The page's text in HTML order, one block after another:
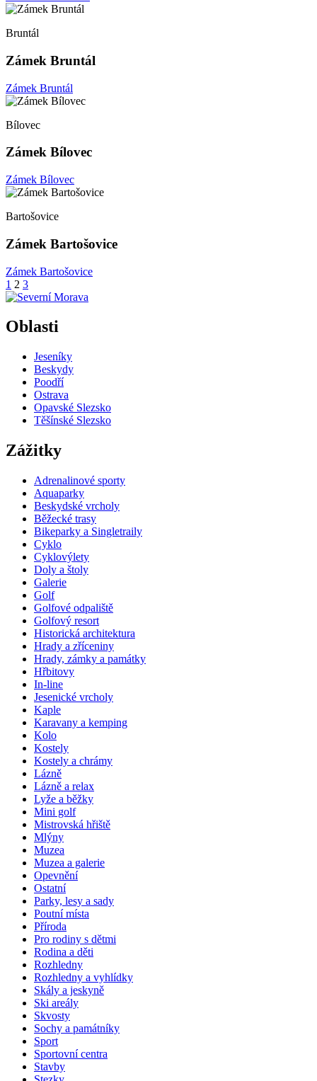
Bruntál
Zámek Bruntál
Zámek Bruntál
Bílovec
Zámek Bílovec
Zámek Bílovec
Bartošovice
Zámek Bartošovice
Zámek Bartošovice
Stránkování
příspěvků
1 2 3
Oblasti
Jeseníky
Beskydy
Poodří
Ostrava
Opavské Slezsko
Těšínské Slezsko
Zážitky
Adrenalinové sporty
Aquaparky
Beskydské vrcholy
Běžecké trasy
Bikeparky a Singletraily
Cyklo
Cyklovýlety
Doly a štoly
Galerie
Golf
Golfové odpaliště
Golfový resort
Historická architektura
Hrady a zříceniny
Hrady, zámky a památky
Hřbitovy
In-line
Jesenické vrcholy
Kaple
Karavany a kemping
Kolo
Kostely
Kostely a chrámy
Lázně
Lázně a relax
Lyže a běžky
Mini golf
Mistrovská hřiště
Mlýny
Muzea
Muzea a galerie
Opevnění
Ostatní
Parky, lesy a sady
Poutní místa
Příroda
Pro rodiny s dětmi
Rodina a děti
Rozhledny
Rozhledny a vyhlídky
Skály a jeskyně
Ski areály
Skvosty
Sochy a památníky
Sport
Sportovní centra
Stavby